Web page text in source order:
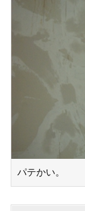
パテかい。